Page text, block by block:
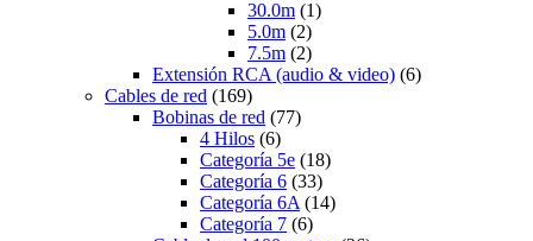
30.0m (1)
5.0m (2)
7.5m (2)
Extensión RCA (audio & video) (6)
Cables de red (169)
Bobinas de red (77)
4 Hilos (6)
Categoría 5e (18)
Categoría 6 (33)
Categoría 6A (14)
Categoría 7 (6)